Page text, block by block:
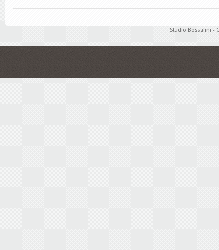
Studio Bossalini -